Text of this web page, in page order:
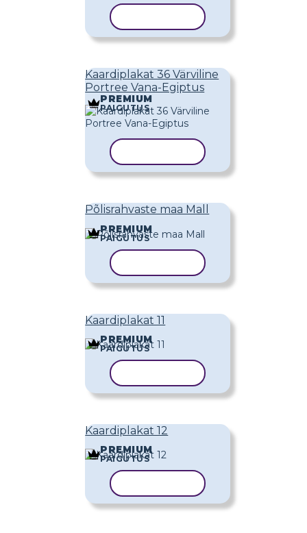
Kaardiplakat 36 Värviline
Portree Vana-Egiptus
PREMIUM
PAIGUTUS
Põlisrahvaste maa Mall
PREMIUM
PAIGUTUS
Kaardiplakat 11
PREMIUM
PAIGUTUS
Kaardiplakat 12
PREMIUM
PAIGUTUS